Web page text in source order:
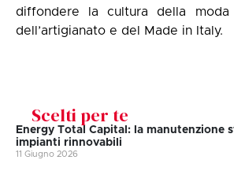
diffondere la cultura della
dell’artigianato e del Made in Italy.
Scelti per te
Energy Total Capital: la manutenzione
impianti rinnovabili
11 Giugno 2026